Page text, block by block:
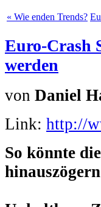
« Wie enden Trends?
Euro-Crash
werden
von Daniel
Link: http://
So könnte